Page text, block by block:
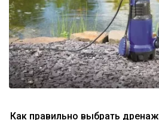
Как правильно выбрать